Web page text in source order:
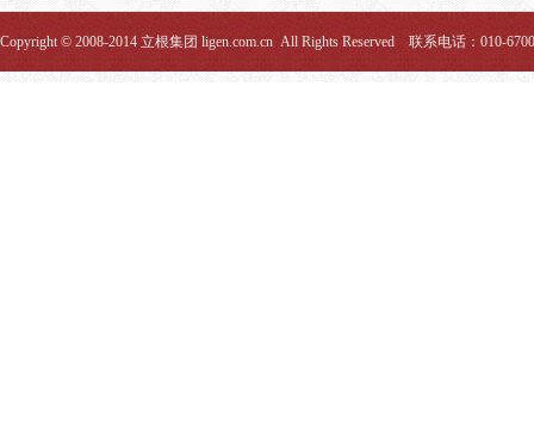
Copyright © 2008-2014 立根集团 ligen.com.cn All Rights Reserved 联系电话：010-